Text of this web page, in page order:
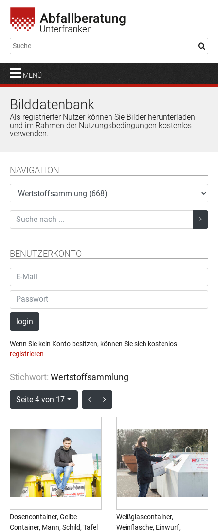
MENÜ
Bilddatenbank
Als registrierter Nutzer können Sie Bilder herunterladen
und im Rahmen der Nutzungsbedingungen kostenlos
verwenden.
NAVIGATION
BENUTZERKONTO
login
Wenn Sie kein Konto besitzen, können Sie sich kostenlos
registrieren
Stichwort: Wertstoffsammlung
Seite 4 von 17
Dosencontainer, Gelbe
Container, Mann, Schild, Tafel
Weißglascontainer,
Weinflasche, Einwurf,